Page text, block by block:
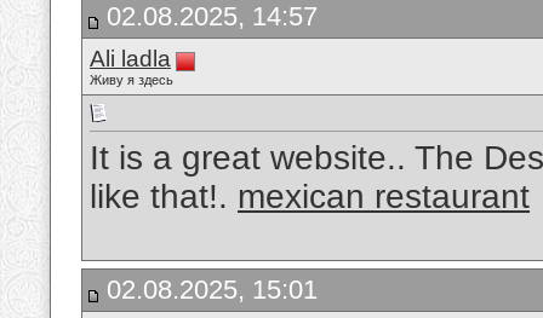
02.08.2025, 14:57
Ali ladla
Живу я здесь
It is a great website.. The
like that!. mexican restaurant
02.08.2025, 15:01